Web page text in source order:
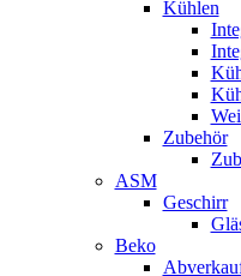
Kühlen
Zubehör
ASM
Geschirr
Beko